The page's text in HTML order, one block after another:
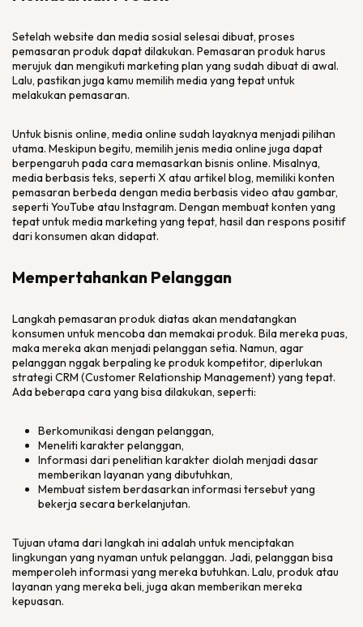
Setelah website dan media sosial selesai dibuat, proses
pemasaran produk dapat dilakukan. Pemasaran produk harus
merujuk dan mengikuti marketing plan yang sudah dibuat di awal.
Lalu, pastikan juga kamu memilih media yang tepat untuk
melakukan pemasaran.
Untuk bisnis online, media online sudah layaknya menjadi pilihan
utama. Meskipun begitu, memilih jenis media online juga dapat
berpengaruh pada cara memasarkan bisnis online. Misalnya,
media berbasis teks, seperti X atau artikel blog, memiliki konten
pemasaran berbeda dengan media berbasis video atau gambar,
seperti YouTube atau Instagram. Dengan membuat konten yang
tepat untuk media marketing yang tepat, hasil dan respons positif
dari konsumen akan didapat.
Mempertahankan Pelanggan
Langkah pemasaran produk diatas akan mendatangkan
konsumen untuk mencoba dan memakai produk. Bila mereka puas,
maka mereka akan menjadi pelanggan setia. Namun, agar
pelanggan nggak berpaling ke produk kompetitor, diperlukan
strategi CRM (Customer Relationship Management) yang tepat.
Ada beberapa cara yang bisa dilakukan, seperti:
Berkomunikasi dengan pelanggan,
Meneliti karakter pelanggan,
Informasi dari penelitian karakter diolah menjadi dasar
memberikan layanan yang dibutuhkan,
Membuat sistem berdasarkan informasi tersebut yang
bekerja secara berkelanjutan.
Tujuan utama dari langkah ini adalah untuk menciptakan
lingkungan yang nyaman untuk pelanggan. Jadi, pelanggan bisa
memperoleh informasi yang mereka butuhkan. Lalu, produk atau
layanan yang mereka beli, juga akan memberikan mereka
kepuasan.